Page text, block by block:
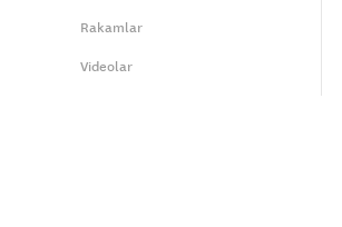
Rakamlar
Videolar